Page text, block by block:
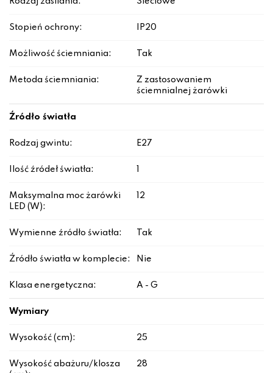
Stopień ochrony: IP20
Możliwość ściemniania: Tak
Metoda ściemniania:
Z zastosowaniem
ściemnialnej żarówki
Źródło światła
Rodzaj gwintu: E27
Ilość źródeł światła:
Maksymalna moc żarówki
LED (W):
12
Wymienne źródło światła: Tak
Źródło światła w komplecie: Nie
Klasa energetyczna: A - G
Wymiary
Wysokość (cm): 25
Wysokość abażuru/klosza
28